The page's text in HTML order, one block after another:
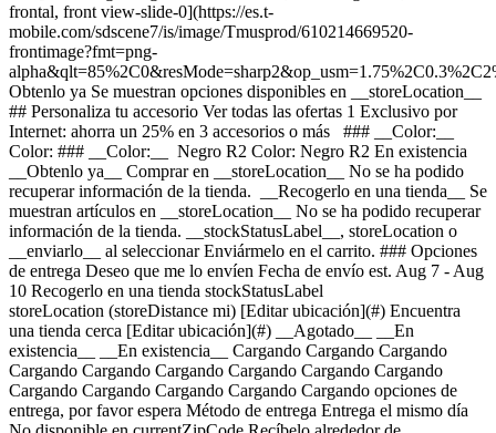
frontal, front view-slide-0](https://es.t-
mobile.com/sdscene7/is/image/Tmusprod/610214669520-
frontimage?fmt=png-
Obtenlo ya Se muestran opciones disponibles en __storeLocation__ ## Personaliza tu accesorio Ver todas las ofertas 1 Exclusivo por Internet: ahorra un 25% en 3 accesorios o más ### __Color:__ Color: ### __Color:__ Negro R2 Color: Negro R2 En existencia __Obtenlo ya__ Comprar en __storeLocation__ No se ha podido recuperar información de la tienda. __Recogerlo en una tienda__ Se muestran artículos en __storeLocation__ No se ha podido recuperar información de la tienda. __stockStatusLabel__, storeLocation o __enviarlo__ al seleccionar Enviármelo en el carrito. ### Opciones de entrega Deseo que me lo envíen Fecha de envío est. Aug 7 - Aug 10 Recogerlo en una tienda stockStatusLabel storeLocation (storeDistance mi) [Editar ubicación](#) Encuentra una tienda cerca [Editar ubicación](#) __Agotado__ __En existencia__ __En existencia__ Cargando Cargando Cargando Cargando Cargando Cargando Cargando Cargando Cargando Cargando Cargando Cargando Cargando Cargando opciones de entrega, por favor espera Método de entrega Entrega el mismo día No disponible en currentZipCode Recíbelo alrededor de las expectedDeliveryTime Costo de entrega real: $9.99 Costo de entrega con descuento: gratis Recoger en la tienda Agotado en storeName Hoy en storeName Gratis Envío No disponible Fecha de envío estimada: shippingDate Gratis Método de entrega Entrega el mismo día No disponible en currentZipCode Recíbelo alrededor de las expectedDeliveryTime Costo de entrega real: $9.99 Costo de entrega con descuento: gratis Entrega el mismo día No disponible en 20166 Recíbelo alrededor de las 11:00 p.m. Costo de entrega real: $9.99 Costo de entrega con descuento: gratis Recoger en la tienda Agotado en storeName Hoy en storeName Gratis Recoger en la tienda Agotado en storeName Agotado en Dulles Retail Pl & Columbia Pl Hoy en Dulles Retail Pl & Columbia Pl Gratis Envío No disponible Fecha de envío estimada: shippingDate Gratis Envío No disponible Fecha de envío estimada: Aug 7 - Aug 10 Gratis __Tu tienda:__ [storeLocation (storeDistance mi)](#) Encuentra una tienda cerca [Editar ubicación](#) No disponible en currentZipCode # Entregar a currentZipCode # Entregar a 20166 Editar ubicación # Enviar a currentZipCode __¿Eres un cliente nuevo o existente?__ Cliente existente Cliente nuevo __Bienvenido a T-Mobile (cliente nuevo)__ Editar __Elegir una opción de pago__ __Pagar mensualmente__ A pagar hoy $0.00 + impuestos $1.25/mes por 12 meses __Pagar el monto total__ $14.99 \+ impuesto Si eliges pagar mensualmente y cancelas el servicio móvil, deberás pagar el saldo restante del accesorio. Para clientes elegibles. Tasa de interés anual de 0%. Se requiere servicio elegible. [](https://es.t-mobile.com) __Con plan de pago: actualMonthlyValue/mes por paymentTerms meses, sin intereses.__ A pagar hoy dueToday + impuestos y otros cargos __Precio sin descuento: payInFullStrikeThroughValue payInFull__ + impuesto Si eliges pagar mensualmente y cancelas el servicio móvil, deberás pagar el saldo restante del dispositivo. Solo para clientes elegibles. 0% de interés anual (APR). Se requiere compra mínima de $49 en accesorios y servicio elegible. [](https://es.t-mobile.com) 1 Quantity 1 Agregar Dulles Retail Pl & Columbia Pl (1 mi) __¿Deseas recibirlo antes?__ Encontrar tiendas cercanas Detalles ### Otras características * * * Carga a tu medida con nuestro cable de carga Lightning a USB-A GoTo. Muévete con libertad con nuestro cable de 4 pies con diseño que evita los enredos. ### ¿Qué hay en la caja? * * * - UN CABLE LIGHTNING A USB A GOTO, 4 PIES ### Detalles adicionales de especificaciones * * * __Peso__ * * * __Largo__ * * * __Alto__ * * * __Ancho__ * * * [](https://es.t-mobile.com) ver detalles ## promoción aplicada ver detalles ## | ![Logotipo de T-Mobile](https://es.t-mobile.com/sdscene7/is/image/Tmusprod/fg-tmobile-logo?ts=1710994518480&dpr=off "Logotipo de T-Mobile") __Ingresa a tu cuenta.__ Ingresa Continuar como invitado. [__¿Necesitas ayuda para ingresar?__](https://es.account.t-mobile.com/signin/v2/ "Enlace Necesito ayuda para ingresar") [__Crea un T-Mobile ID__](https://es.account.t-mobile.com/signin/v2/ "Crear una ID de T-Mobile") promoLongDescription Hola userName! Te damos la bienvenida a T-Mobile ¡Hola! Te damos la bienvenida a T-Mobile Tienda T-Mobile Experience storeLocation Dirección 22000 Dulles Retail Plaza Suite 182 Sterling, VA 20166 Salta la fila y aprovecha nuestras mejores ofertas y la selección más grande durante tu visita a la tienda. Compra en esta tienda ¿No estás en esta tienda? ## Selecciona una tienda ( mi) , , , Horario de hoy: - [](https://es.t-mobile.com) Configura esta tienda [](https://es.t-mobile.com) [Indicaciones](https://es.t-mobile.com) [Llamar a la tienda](tel:+1-undefined) - ### Horario de atención de la tienda Lunes a sábado - Domingo ## Selecciona una tienda ### Lo sentimos, hubo un problema técnico Los servicios que utilizamos para buscar tiendas según la ubicación no están funcionando en este momento. Busca por ciudad y estado o código postal para comprobar la disponibilidad en tiendas cercanas. No encontramos tiendas de T-Mobile cercanas. Prueba con otra ciudad, estado o código postal para buscar otras tiendas. Vuelve a intentarlo para encontrar la tienda más cercana. ( mi) , , , Horario de hoy: - En existencia Apresúrate, solo quedan unos cuantos [](https://es.t-mobile.com) ( mi) , , , Horario de hoy: - En existencia Apresúrate, solo quedan unos cuantos [](https://es.t-mobile.com) Dulles Retail Pl & Columbia Pl (1.0 mi) 22000 Dulles Retail Plaza Suite 182, Sterling, VA, 20166 Horario de hoy: 10am - 8pm En existencia Apresúrate, solo quedan unos cuantos [](https://es.t-mobile.com) Reston Pkwy & New Dominion Rd (6.1 mi) 1837 Fountain Dr, Reston, VA, 20190 Horario de hoy: 10am - 8pm En existencia Apresúrate, solo quedan unos cuantos [](https://es.t-mobile.com) Fair Oaks Mall (10.9 mi) 11913U Fair Oaks Mall, Fairfax, VA, 22033 Horario de hoy: 10am - 9pm En existencia Apresúrate, solo quedan unos cuantos [](https://es.t-mobile.com) Tyson's Corner (13.8 mi) 1961 Chain Bridge Rd Ste J008L, McLean, VA, 22102 Horario de hoy: 10am - 9pm En existencia Apresúrate, solo quedan unos cuantos [](https://es.t-mobile.com) Sudley Rd & Streamwalk Ln (14.5 mi) 7305 Sudley Road, Manassas, VA, 20109 Horario de hoy: 10am - 9pm En existencia Apresúrate, solo quedan unos cuantos [](https://es.t-mobile.com) Fair City Mall (14.6 mi) 9662 Main St, Fairfax, VA, 22031 Horario de hoy: 10am - 9pm En existencia Apresúrate, solo quedan unos cuantos [](https://es.t-mobile.com) Recoger aquí Recoger aquí # Encuentra una tienda Selecciona un código postal y ciudad válidos __( mi)__ , , , Horario de hoy - [](https://es.t-mobile.com) * * * __Dulles Retail Pl & Columbia Pl (1.0 mi)__ 22000 Dulles Retail Plaza Suite 182, Sterling, VA, 20166 Horario de hoy 10am - 8pm [](https://es.t-mobile.com/store-locator/va/sterling/dulles-retail-pl-columbia-pl) * * * __Reston Pkwy & New Dominion Rd (6.1 mi)__ 1837 Fountain Dr, Reston, VA, 20190 Horario de hoy 10am - 8pm [](https://es.t-mobile.com/store-locator/va/reston/reston-pkwy-new-dominion-rd) * * * __Fair Oaks Mall (10.9 mi)__ 11913U Fair Oaks Mall, Fairfax, VA, 22033 Horario de hoy 10am - 8pm [](https://es.t-mobile.com/store-locator/va/fairfax/fair-oaks-mall) * * * __Tyson's Corner (13.8 mi)__ 1961 Chain Bridge Rd Ste J008L, McLean, VA, 22102 Horario de hoy 10am - 9pm [](https://es.t-mobile.com/store-locator/va/mclean/tysons-corner) * * * __Sudley Rd & Streamwalk Ln (14.5 mi)__ 7305 Sudley Road, Manassas, VA, 20109 Horario de hoy 10am - 9pm [](https://es.t-mobile.com/store-locator/va/manassas/sudley-rd-streamwalk-ln) * * * __Fair City Mall (14.6 mi)__ 9662 Main St, Fairfax, VA, 22031 Horario de hoy 10am - 9pm [](https://es.t-mobile.com/store-locator/va/fairfax/fair-city-mall) * * * Selecciona una tienda ## Obtenlo más rápido con la opción de recogerlo en la tienda ¡Recibe tu pedido hoy mismo! Al revisar tu pedido, selecciona Retiro en tienda como método de entrega y empezaremos a preparar tu pedido en la tienda T-Mobile elegible que prefieras. Los accesorios actualmente no están disponibles para retiro en tienda. Recibirás un email cuando tu pedido esté listo para ser recogido y dispondrás de dos días laborales para retirarlo. # Lo sentimos, no eres elegible para esta promoción. De todos modos, puedes realizar la compra y aprovechar la red, los beneficios y las ventajas de T-Mobile. # Agotado Algunos artículos están agotados en storeName Puedes elegir que te envíen el pedido o consultar otros artículos disponibles en la tienda que seleccionaste para recogerlo. Cerrar ## Se eliminarán todos los artículos del carrito Al agregar este producto, se eliminarán los artículos ya agregados a tu carrito. Confirmar Cancelar # Los clientes también compraron Cargando Cargando Cargando Cargando Cargando Cargando Cargando [Aún no hay reseñas \ Precio normal: Precio original$ Precio de oferta$ Precio total: $](https://es.t-mobile.com) Ver 1 promociones Exclusivo por Internet: ahorra un 25% en 3 accesorios o más [![goto Cable USB C a C GoTo®, 4 ft](https://cdn.tmobile.com/content/dam/t-mobile/en-p/accessories/610214669452/610214669452-thumbnail.png) \ goto __Cable USB C a C GoTo®, 4 ft__ \ Aún no hay reseñas \ 3 (8) \ 3 de 5 estrellas con 8 reseñas \ Aún no hay reseñas \ ![black](https://cdn.tmobile.com/images/png/products/accessories/610214669452/610214669452-swatch.gif) \ Precio normal: Precio original$ Precio de oferta$ Precio total: $ \ Desde $1.25/mes por 12 meses Desde $1.25/mes por 12 meses $0.00 de pago inicial + impuestos a pagar hoy Precio normal: Precio original$ Precio de ofert